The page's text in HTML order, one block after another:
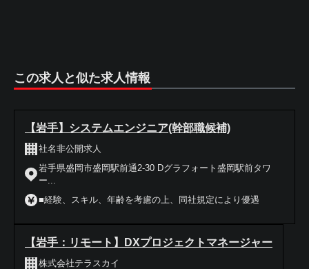
この求人と似た求人情報
【岩手】システムエンジニア(幹部職候補)
社名非公開求人
岩手県盛岡市盛岡駅前通2-30 Dグラフォート盛岡駅前タワ
ー...
■経験、スキル、年齢を考慮の上、同社規定により優遇
【岩手：リモート】DXプロジェクトマネージャー
株式会社テラスカイ